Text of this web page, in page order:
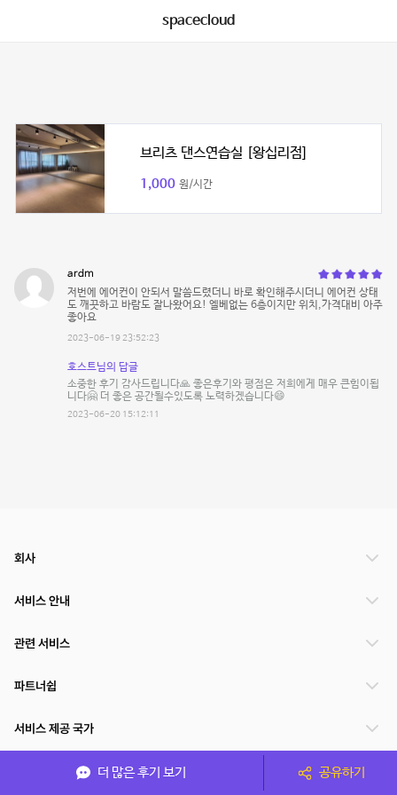
spacecloud
브리츠 댄스연습실 [왕십리점]
1,000 원/시간
ardm
저번에 에어컨이 안되서 말씀드렸더니 바로 확인해주시더니 에어컨 상태
도 깨끗하고 바람도 잘나왔어요! 엘베없는 6층이지만 위치,가격대비 아주
좋아요
2023-06-19 23:52:23
호스트님의 답글
소중한 후기 감사드립니다🙏 좋은후기와 평점은 저희에게 매우 큰힘이됩
니다🤗 더 좋은 공간될수있도록 노력하겠습니다😄
2023-06-20 15:12:11
더 많은 후기 보기 공유하기
회사
서비스 안내
관련 서비스
파트너쉽
서비스 제공 국가